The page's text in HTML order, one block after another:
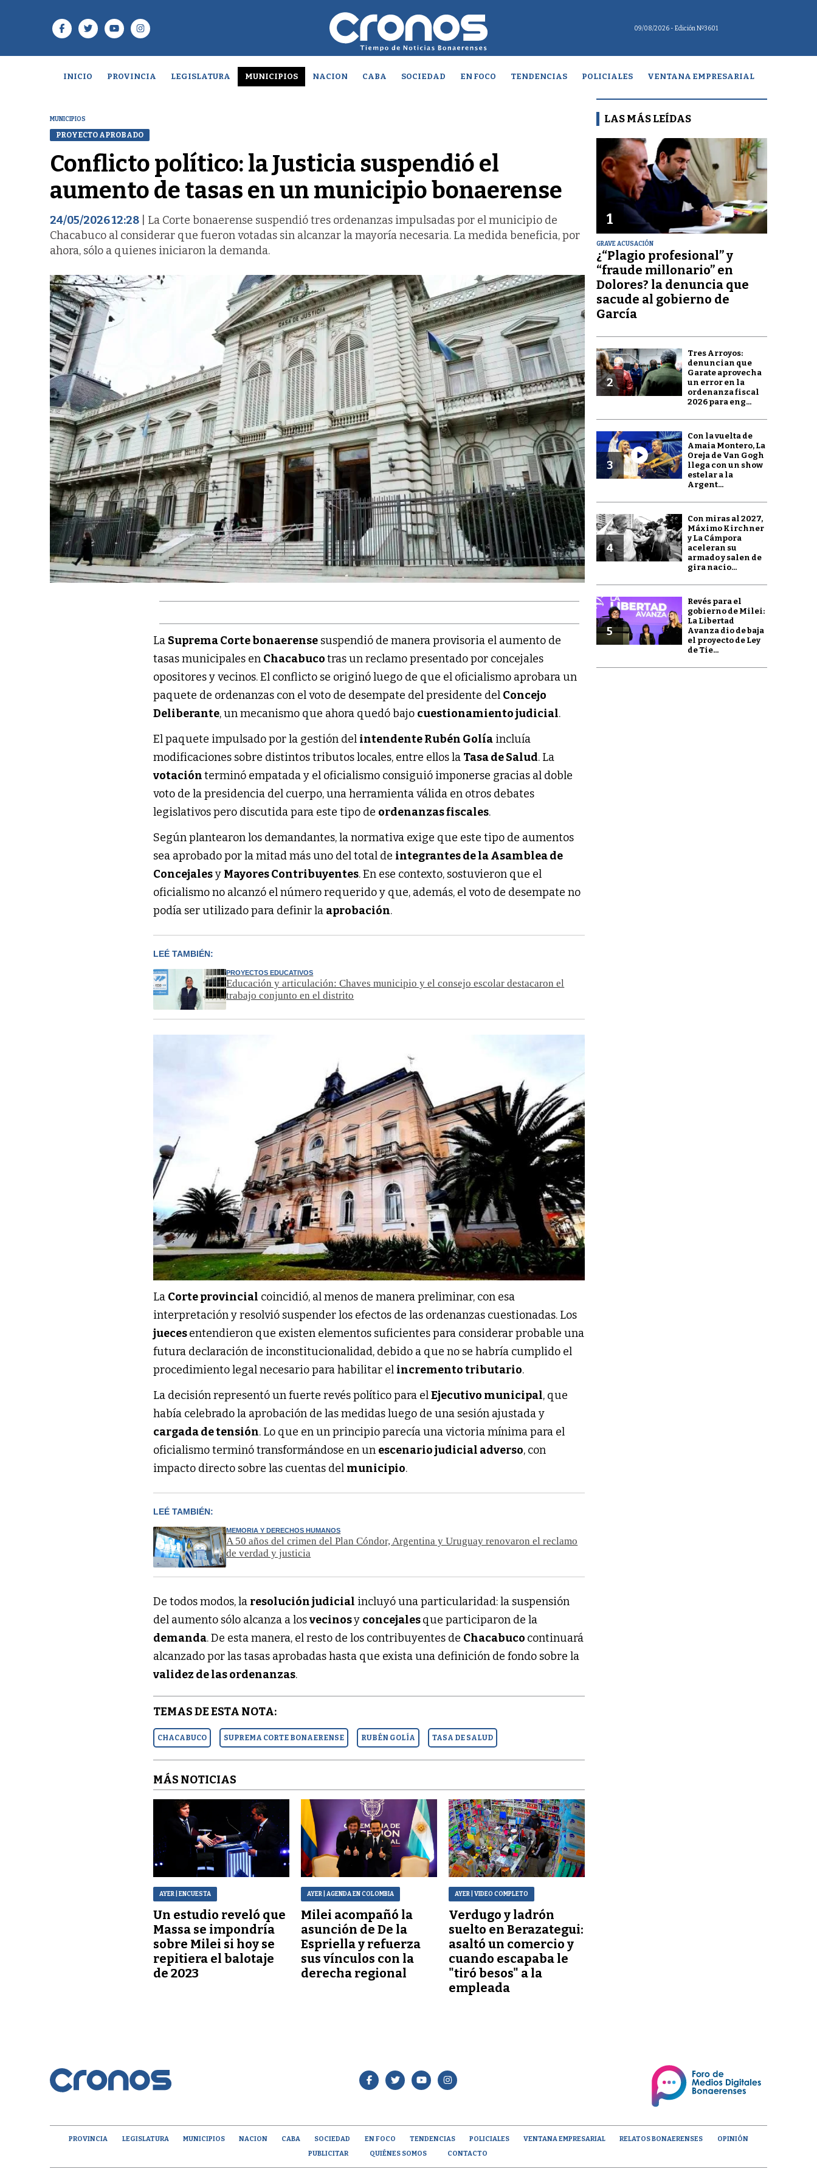
09/08/2026 - Edición Nº3601
INICIO PROVINCIA LEGISLATURA MUNICIPIOS NACION CABA SOCIEDAD EN FOCO TENDENCIAS POLICIALES VENTANA EMPRESARIAL
MUNICIPIOS
PROYECTO APROBADO
Conflicto político: la Justicia suspendió el
aumento de tasas en un municipio bonaerense
24/05/2026 12:28 | La Corte bonaerense suspendió tres ordenanzas impulsadas por el municipio de
Chacabuco al considerar que fueron votadas sin alcanzar la mayoría necesaria. La medida beneficia, por
ahora, sólo a quienes iniciaron la demanda.
La Suprema Corte bonaerense suspendió de manera provisoria el aumento de
tasas municipales en Chacabucotras un reclamo presentado por concejales
opositores y vecinos. El conflicto se originó luego de que el oficialismo aprobara un
paquete de ordenanzas con el voto de desempate del presidente del Concejo
Deliberante, un mecanismo que ahora quedó bajo cuestionamiento judicial.
El paquete impulsado por la gestión del intendente Rubén Golía incluía
modificaciones sobre distintos tributos locales, entre ellos la Tasa de Salud. La
votaciónterminó empatada y el oficialismo consiguió imponerse gracias al doble
voto de la presidencia del cuerpo, una herramienta válida en otros debates
legislativos pero discutida para este tipo de ordenanzas fiscales.
Según plantearon los demandantes, la normativa exige que este tipo de aumentos
sea aprobado por la mitad más uno del total de integrantes de la Asamblea de
Concejalesy Mayores Contribuyentes. En ese contexto, sostuvieron que el
oficialismo no alcanzó el número requerido y que, además, el voto de desempate no
podía ser utilizado para definir la aprobación.
LEÉ TAMBIÉN:
PROYECTOS EDUCATIVOS
Educación y articulación: Chaves municipio y el consejo escolar destacaron el
trabajo conjunto en el distrito
La Corte provincial coincidió, al menos de manera preliminar, con esa
interpretación y resolvió suspender los efectos de las ordenanzas cuestionadas. Los
juecesentendieron que existen elementos suficientes para considerar probable una
futura declaración de inconstitucionalidad, debido a que no se habría cumplido el
procedimiento legal necesario para habilitar el incremento tributario.
La decisión representó un fuerte revés político para elEjecutivo municipal, que
había celebrado la aprobación de las medidas luego de una sesión ajustada y
cargada de tensión. Lo que en un principio parecía una victoria mínima para el
oficialismo terminó transformándose en un escenario judicial adverso, con
impacto directo sobre las cuentas del municipio.
LEÉ TAMBIÉN:
MEMORIA Y DERECHOS HUMANOS
A 50 años del crimen del Plan Cóndor, Argentina y Uruguay renovaron el reclamo
de verdad y justicia
De todos modos, la resolución judicial incluyó una particularidad: la suspensión
del aumento sólo alcanza a losvecinosy concejalesque participaron de la
demanda. De esta manera, el resto de los contribuyentes de Chacabuco continuará
alcanzado por las tasas aprobadas hasta que exista una definición de fondo sobre la
validez de las ordenanzas.
TEMAS DE ESTA NOTA:
CHACABUCO SUPREMA CORTE BONAERENSE RUBÉN GOLÍA TASA DE SALUD
MÁS NOTICIAS
AYER | ENCUESTA
Un estudio reveló que
Massa se impondría
sobre Milei si hoy se
repitiera el balotaje
de 2023
AYER | AGENDA EN COLOMBIA
Milei acompañó la
asunción de De la
Espriella y refuerza
sus vínculos con la
derecha regional
AYER | VIDEO COMPLETO
Verdugo y ladrón
suelto en Berazategui:
asaltó un comercio y
cuando escapaba le
"tiró besos" a la
empleada
LAS MÁS LEÍDAS
1
GRAVE ACUSACIÓN
¿“Plagio profesional” y
“fraude millonario” en
Dolores? la denuncia que
sacude al gobierno de
García
2
Tres Arroyos:
denuncian que
Garate aprovecha
un error en la
ordenanza fiscal
2026 para eng...
3
Con la vuelta de
Amaia Montero, La
Oreja de Van Gogh
llega con un show
estelar a la
Argent...
4
Con miras al 2027,
Máximo Kirchner
y La Cámpora
aceleran su
armado y salen de
gira nacio...
5
Revés para el
gobierno de Milei:
La Libertad
Avanza dio de baja
el proyecto de Ley
de Tie...
PROVINCIA LEGISLATURA MUNICIPIOS NACION CABA SOCIEDAD EN FOCO TENDENCIAS POLICIALES VENTANA EMPRESARIAL RELATOS BONAERENSES
OPINIÓN
PUBLICITAR
QUIÉNES SOMOS CONTACTO